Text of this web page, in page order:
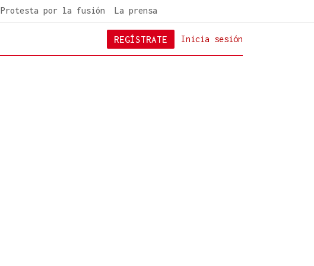
Protesta por la fusión La prensa
Inicia sesión
REGÍSTRATE